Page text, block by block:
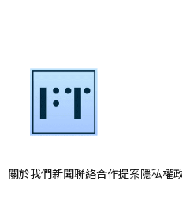
關於我們新聞聯絡合作提案隱私權